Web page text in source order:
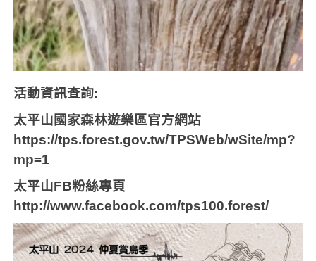
活動資訊查詢:
太平山國家森林遊樂區官方網站
https://tps.forest.gov.tw/TPSWeb/wSite/mp?
mp=1
太平山FB粉絲專頁
http://www.facebook.com/tps100.forest/